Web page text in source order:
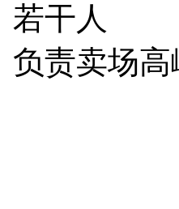
若干人
负责卖场